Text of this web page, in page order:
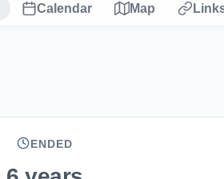
Calendar Map
ENDED